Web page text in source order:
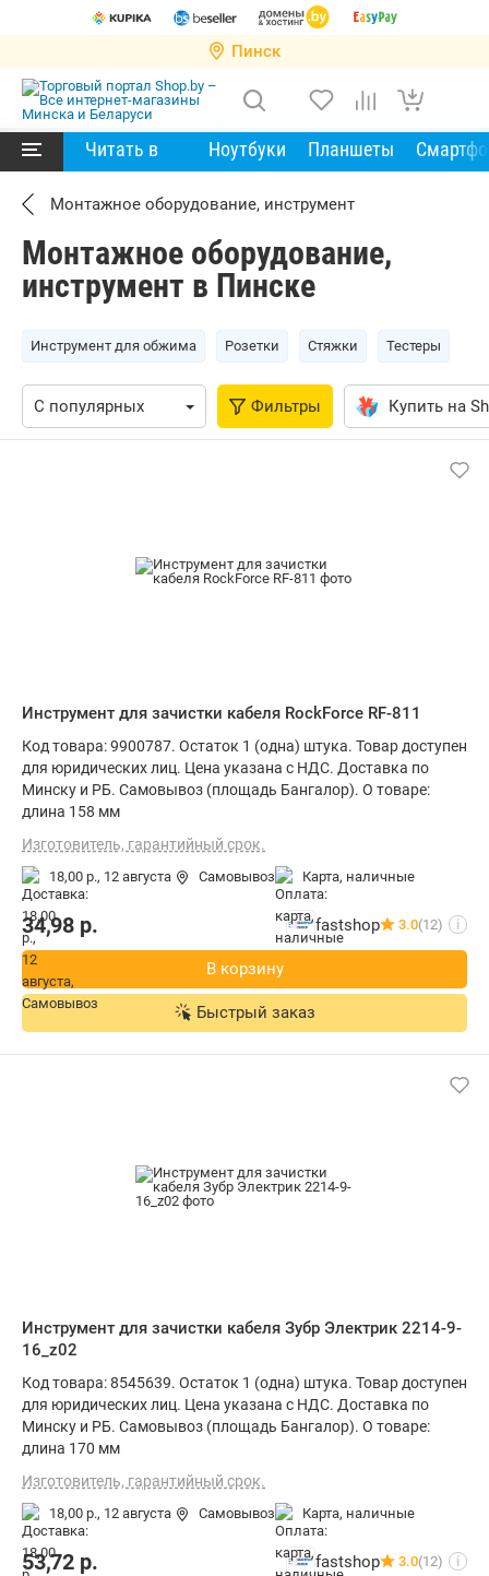
Пинск
Читать в Ноутбуки Планшеты
Монтажное оборудование, инструмент
Монтажное оборудование,
инструмент в Пинске
Инструмент для обжима Розетки Стяжки Тестеры
Фильтры Купить на
Инструмент для зачистки кабеля RockForce RF-811
Код товара: 9900787. Остаток 1 (одна) штука. Товар доступен
для юридических лиц. Цена указана с НДС. Доставка по
Минску и РБ. Самовывоз (площадь Бангалор). О товаре:
длина 158 мм
Изготовитель, гарантийный срок.
18,00 р., 12 августа Самовывоз карта, наличные
34,98 р. fastshop 3.0(12) i
В корзину
Быстрый заказ
Инструмент для зачистки кабеля Зубр Электрик 2214-9-
16_z02
Код товара: 8545639. Остаток 1 (одна) штука. Товар доступен
для юридических лиц. Цена указана с НДС. Доставка по
Минску и РБ. Самовывоз (площадь Бангалор). О товаре:
длина 170 мм
Изготовитель, гарантийный срок.
18,00 р., 12 августа Самовывоз карта, наличные
53,72 р. fastshop 3.0(12) i